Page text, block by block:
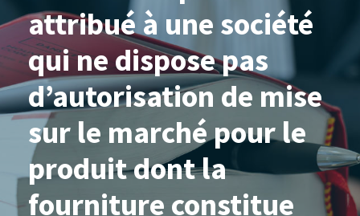
attribué à une société
qui ne dispose pas
d’autorisation de mise
sur le marché pour le
produit dont la
fourniture constitue